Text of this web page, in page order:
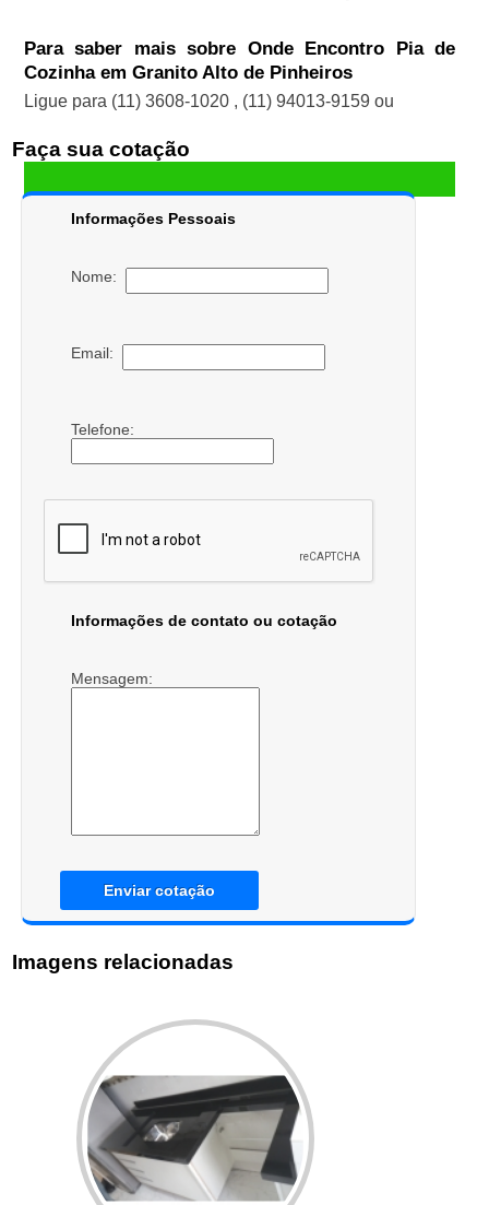
Para saber mais sobre Onde Encontro Pia de
Cozinha em Granito Alto de Pinheiros
Ligue para (11) 3608-1020 , (11) 94013-9159 ou
Faça sua cotação
Informações Pessoais
Nome:
Email:
Telefone:
Informações de contato ou cotação
Mensagem:
Enviar cotação
Imagens relacionadas